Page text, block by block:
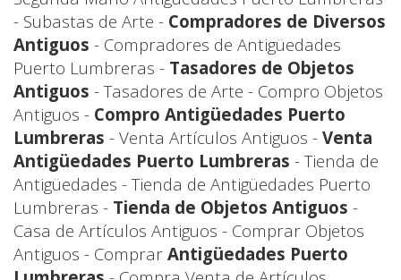
- Subastas de Arte - Compradores de Diversos
Antiguos - Compradores de Antigüedades
Puerto Lumbreras - Tasadores de Objetos
Antiguos - Tasadores de Arte - Compro Objetos
Antiguos - Compro Antigüedades Puerto
Lumbreras - Venta Artículos Antiguos - Venta
Antigüedades Puerto Lumbreras - Tienda de
Antigüedades - Tienda de Antigüedades Puerto
Lumbreras - Tienda de Objetos Antiguos -
Casa de Artículos Antiguos - Comprar Objetos
Antiguos - Comprar Antigüedades Puerto